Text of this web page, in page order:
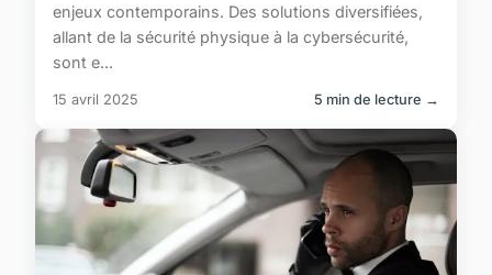
enjeux contemporains. Des solutions diversifiées,
allant de la sécurité physique à la cybersécurité,
sont e...
15 avril 2025 5 min de lecture →